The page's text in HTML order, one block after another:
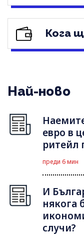
Кога
Най-ново
евро в
ритейл
преди 6 мин
И
някога
случи?